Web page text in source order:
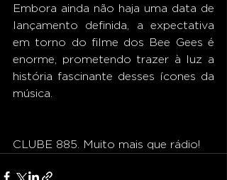
Embora ainda não haja uma data de
lançamento definida, a expectativa
em torno do filme dos Bee Gees é
enorme, prometendo trazer à luz a
história fascinante desses ícones da
música.
CLUBE 885. Muito mais que rádio!